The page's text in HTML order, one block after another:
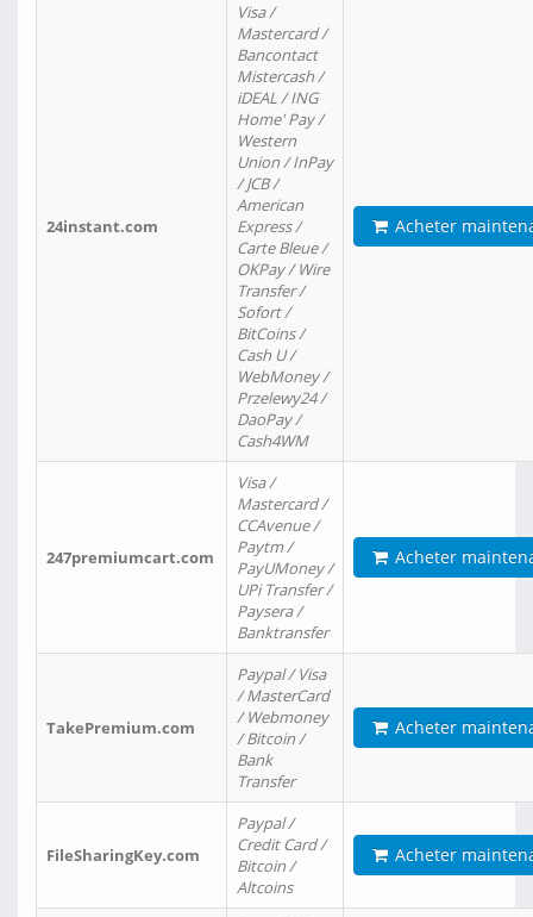
24instant.com
Visa /
Mastercard /
Bancontact
Mistercash /
iDEAL / ING
Home' Pay /
Western
Union / InPay
/ JCB /
American
Express /
Carte Bleue /
OKPay / Wire
Transfer /
Sofort /
BitCoins /
Cash U /
WebMoney /
Przelewy24 /
DaoPay /
Cash4WM
Acheter
247premiumcart.com
Visa /
Mastercard /
CCAvenue /
Paytm /
PayUMoney /
UPi Transfer /
Paysera /
Banktransfer
Acheter
TakePremium.com
Paypal / Visa
/ MasterCard
/ Webmoney
/ Bitcoin /
Bank
Transfer
Acheter
FileSharingKey.com
Paypal /
Credit Card /
Bitcoin /
Altcoins
Acheter